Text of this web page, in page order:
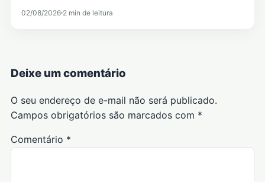
02/08/2026 2 min de leitura
Deixe um comentário
O seu endereço de e-mail não será publicado.
Campos obrigatórios são marcados com *
Comentário *